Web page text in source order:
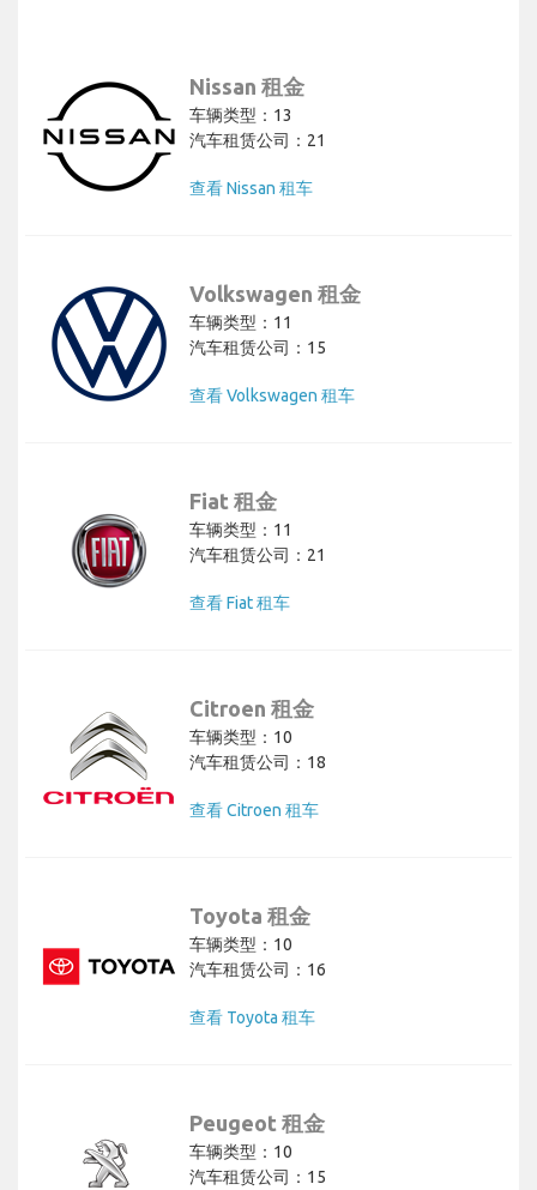
Nissan 租金
车辆类型：13
汽车租赁公司：21
查看 Nissan 租车
Volkswagen 租金
车辆类型：11
汽车租赁公司：15
查看 Volkswagen 租车
Fiat 租金
车辆类型：11
汽车租赁公司：21
查看 Fiat 租车
Citroen 租金
车辆类型：10
汽车租赁公司：18
查看 Citroen 租车
Toyota 租金
车辆类型：10
汽车租赁公司：16
查看 Toyota 租车
Peugeot 租金
车辆类型：10
汽车租赁公司：15